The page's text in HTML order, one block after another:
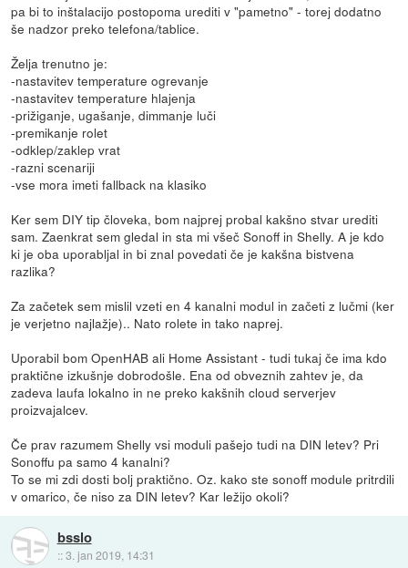
pa bi to inštalacijo postopoma urediti v "pametno" - torej dodatno
še nadzor preko telefona/tablice.
Želja trenutno je:
-nastavitev temperature ogrevanje
-nastavitev temperature hlajenja
-prižiganje, ugašanje, dimmanje luči
-premikanje rolet
-odklep/zaklep vrat
-razni scenariji
-vse mora imeti fallback na klasiko
Ker sem DIY tip človeka, bom najprej probal kakšno stvar urediti
sam. Zaenkrat sem gledal in sta mi všeč Sonoff in Shelly. A je kdo
ki je oba uporabljal in bi znal povedati če je kakšna bistvena
razlika?
Za začetek sem mislil vzeti en 4 kanalni modul in začeti z lučmi (ker
je verjetno najlažje).. Nato rolete in tako naprej.
Uporabil bom OpenHAB ali Home Assistant - tudi tukaj če ima kdo
praktične izkušnje dobrodošle. Ena od obveznih zahtev je, da
zadeva laufa lokalno in ne preko kakšnih cloud serverjev
proizvajalcev.
Če prav razumem Shelly vsi moduli pašejo tudi na DIN letev? Pri
Sonoffu pa samo 4 kanalni?
To se mi zdi dosti bolj praktično. Oz. kako ste sonoff module pritrdili
v omarico, če niso za DIN letev? Kar ležijo okoli?
bsslo
::3. jan 2019, 14:31